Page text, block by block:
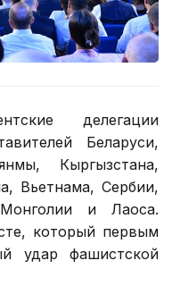
делегации
Беларуси,
Кыргызстана,
Вьетнама, Сербии,
и Лаоса.
который первым
удар фашистской